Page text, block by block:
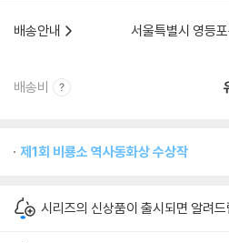
배송안내
서울특별시 영등
배송비
제1회 비룡소 역사동화상 수상작
시리즈의 신상품이 출시되면 알려드